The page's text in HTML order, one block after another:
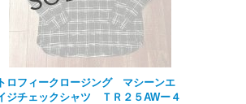
トロフィークロージング マシーンエ
ジチェックシャツ ＴＲ２５AWー４